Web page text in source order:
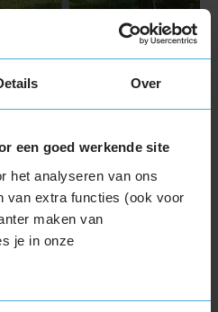
Over
een goed werkende site
het analyseren van ons
van extra functies (ook voor
maken van
je in onze
en
nogal eens door
van de auto wordt
tot de juiste positie
wegligging. Bij het